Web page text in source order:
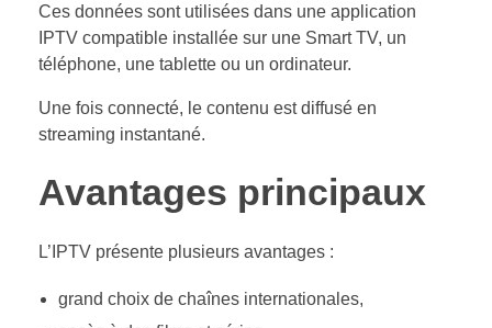
Ces données sont utilisées dans une application
IPTV compatible installée sur une Smart TV, un
téléphone, une tablette ou un ordinateur.
Une fois connecté, le contenu est diffusé en
streaming instantané.
Avantages principaux
L’IPTV présente plusieurs avantages :
grand choix de chaînes internationales,